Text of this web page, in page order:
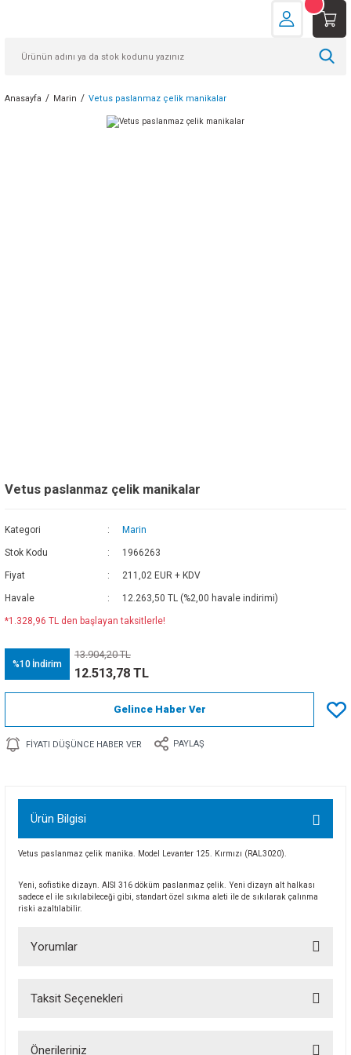
Anasayfa Marin Vetus paslanmaz çelik manikalar
Vetus paslanmaz çelik manikalar
Kategori Marin
Stok Kodu 1966263
Fiyat 211,02 EUR + KDV
Havale 12.263,50 TL (%2,00 havale indirimi)
*1.328,96 TL den başlayan taksitlerle!
%10 İndirim
13.904,20 TL
12.513,78 TL
Gelince Haber Ver
FIYATI DÜŞÜNCE HABER VER PAYLAŞ
Ürün Bilgisi
Vetus paslanmaz çelik manika. Model Levanter 125. Kırmızı (RAL3020).
Yeni, sofistike dizayn. AISI 316 döküm paslanmaz çelik. Yeni dizayn alt halkası
sadece el ile sıkılabileceği gibi, standart özel sıkma aleti ile de sıkılarak çalınma
riski azaltılabilir.
Yorumlar
Taksit Seçenekleri
Önerileriniz